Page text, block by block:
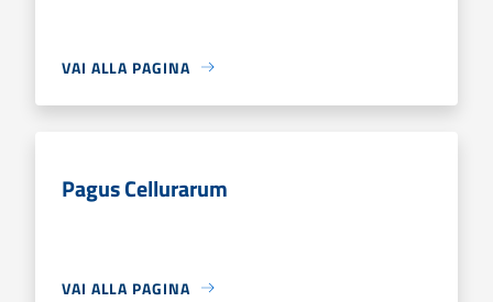
VAI ALLA PAGINA
Pagus Cellurarum
VAI ALLA PAGINA